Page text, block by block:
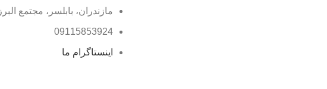
مازندران، بابلسر، مجتمع البرز
09115853924
اینستاگرام ما